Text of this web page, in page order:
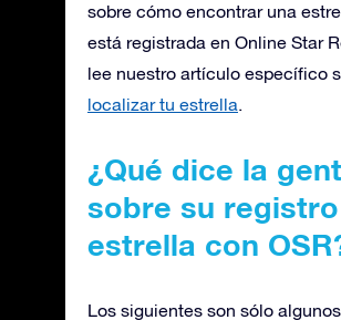
sobre cómo encontrar una
está registrada en Online Star
lee nuestro artículo específico
localizar tu estrella.
¿Qué dice la
sobre su
estrella con
Los siguientes son sólo algunos